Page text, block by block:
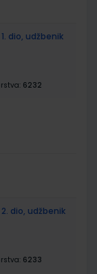
dio, udžbenik
6232
dio, udžbenik
6233